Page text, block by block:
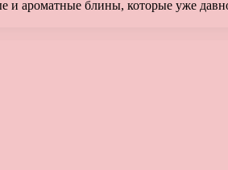
ароматные блины, которые уже